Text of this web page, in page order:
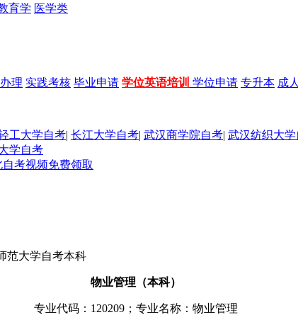
育学 医学类
理 实践考核 毕业申请 学位英语培训 学位申请 专升本 成
工大学自考| 长江大学自考| 武汉商学院自考| 武汉纺织大
学自考
范大学自考本科
物业管理（本科）
专业代码：120209；专业名称：物业管理